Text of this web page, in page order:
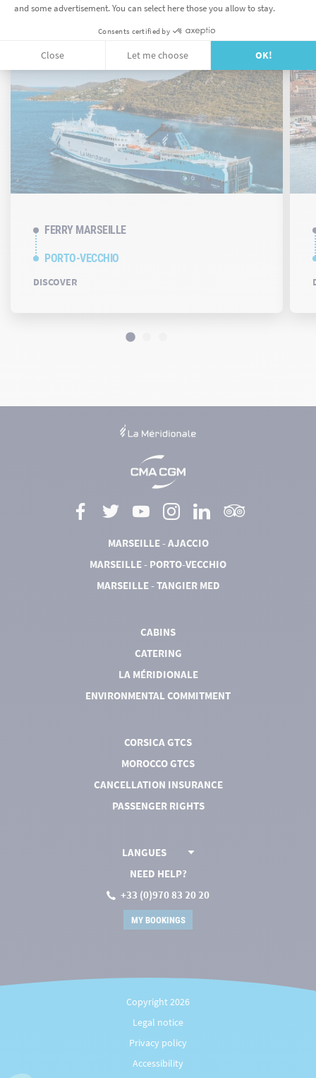
FERRY MARSEILLE
PORTO-VECCHIO
DISCOVER
MARSEILLE - AJACCIO
MARSEILLE - PORTO-VECCHIO
MARSEILLE - TANGIER MED
CABINS
CATERING
LA MÉRIDIONALE
ENVIRONMENTAL COMMITMENT
CORSICA GTCS
MOROCCO GTCS
CANCELLATION INSURANCE
PASSENGER RIGHTS
LANGUES
NEED HELP?
+33 (0)970 83 20 20
MY BOOKINGS
Copyright 2026
Legal notice
Privacy policy
Accessibility